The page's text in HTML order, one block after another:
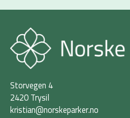
Storvegen 4
2420 Trysil
kristian@norskeparker.no